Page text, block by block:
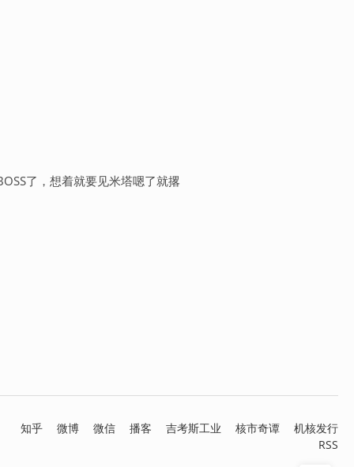
了，想着就要见米塔嗯了就撂
知乎 微博 微信 播客 吉考斯工业 核市奇谭
机核发行
RSS